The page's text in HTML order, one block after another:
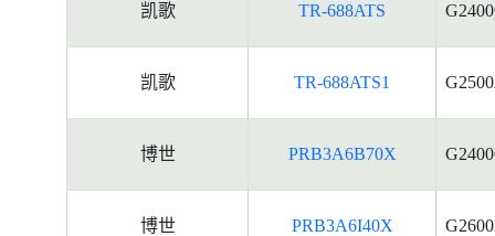
凯歌 TR-688ATS
凯歌 TR-688ATS1
博世 PRB3A6B70X
博世 PRB3A6I40X